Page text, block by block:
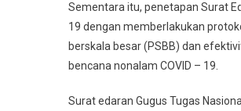
Sementara itu, penetapan Surat
19 dengan memberlakukan
berskala besar (PSBB) dan
bencana nonalam COVID – 19.
Surat edaran Gugus Tugas